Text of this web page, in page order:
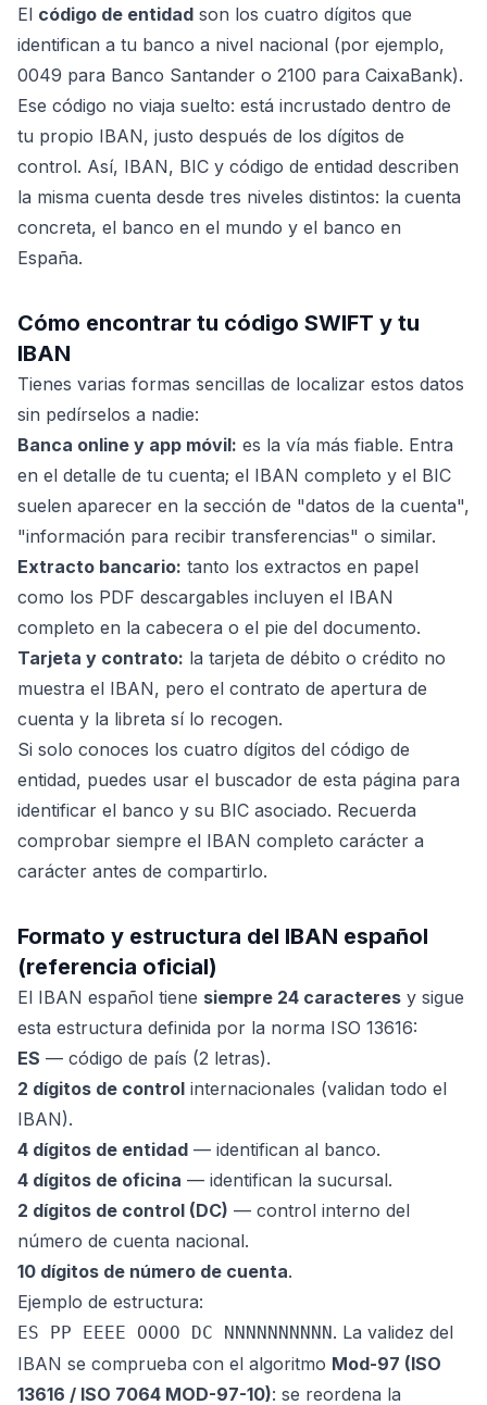
El código de entidad son los cuatro dígitos que
identifican a tu banco a nivel nacional (por ejemplo,
0049 para Banco Santander o 2100 para CaixaBank).
Ese código no viaja suelto: está incrustado dentro de
tu propio IBAN, justo después de los dígitos de
control. Así, IBAN, BIC y código de entidad describen
la misma cuenta desde tres niveles distintos: la cuenta
concreta, el banco en el mundo y el banco en
España.
Cómo encontrar tu código SWIFT y tu
IBAN
Tienes varias formas sencillas de localizar estos datos
sin pedírselos a nadie:
Banca online y app móvil: es la vía más fiable. Entra
en el detalle de tu cuenta; el IBAN completo y el BIC
suelen aparecer en la sección de "datos de la cuenta",
"información para recibir transferencias" o similar.
Extracto bancario: tanto los extractos en papel
como los PDF descargables incluyen el IBAN
completo en la cabecera o el pie del documento.
Tarjeta y contrato: la tarjeta de débito o crédito no
muestra el IBAN, pero el contrato de apertura de
cuenta y la libreta sí lo recogen.
Si solo conoces los cuatro dígitos del código de
entidad, puedes usar el buscador de esta página para
identificar el banco y su BIC asociado. Recuerda
comprobar siempre el IBAN completo carácter a
carácter antes de compartirlo.
Formato y estructura del IBAN español
(referencia oficial)
El IBAN español tiene siempre 24 caracteres y sigue
esta estructura definida por la norma ISO 13616:
ES — código de país (2 letras).
2 dígitos de control internacionales (validan todo el
IBAN).
4 dígitos de entidad — identifican al banco.
4 dígitos de oficina — identifican la sucursal.
2 dígitos de control (DC) — control interno del
número de cuenta nacional.
10 dígitos de número de cuenta.
Ejemplo de estructura:
ES PP EEEE OOOO DC NNNNNNNNNN. La validez del
IBAN se comprueba con el algoritmo Mod-97 (ISO
13616 / ISO 7064 MOD-97-10): se reordena la